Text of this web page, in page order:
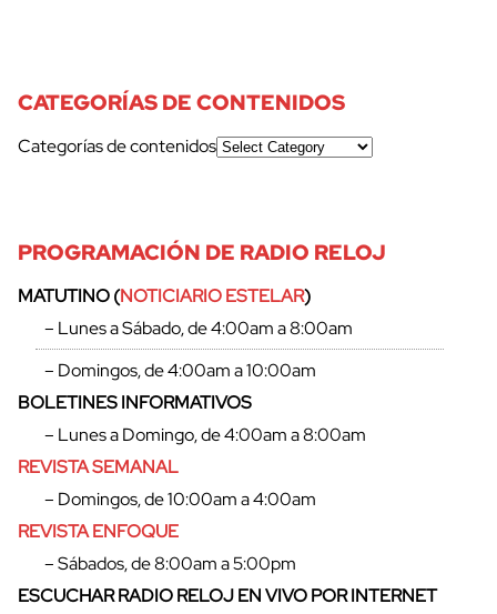
CATEGORÍAS DE CONTENIDOS
Categorías de contenidos
PROGRAMACIÓN DE RADIO RELOJ
MATUTINO (NOTICIARIO ESTELAR)
– Lunes a Sábado, de 4:00am a 8:00am
– Domingos, de 4:00am a 10:00am
BOLETINES INFORMATIVOS
– Lunes a Domingo, de 4:00am a 8:00am
REVISTA SEMANAL
– Domingos, de 10:00am a 4:00am
REVISTA ENFOQUE
– Sábados, de 8:00am a 5:00pm
ESCUCHAR RADIO RELOJ EN VIVO POR INTERNET